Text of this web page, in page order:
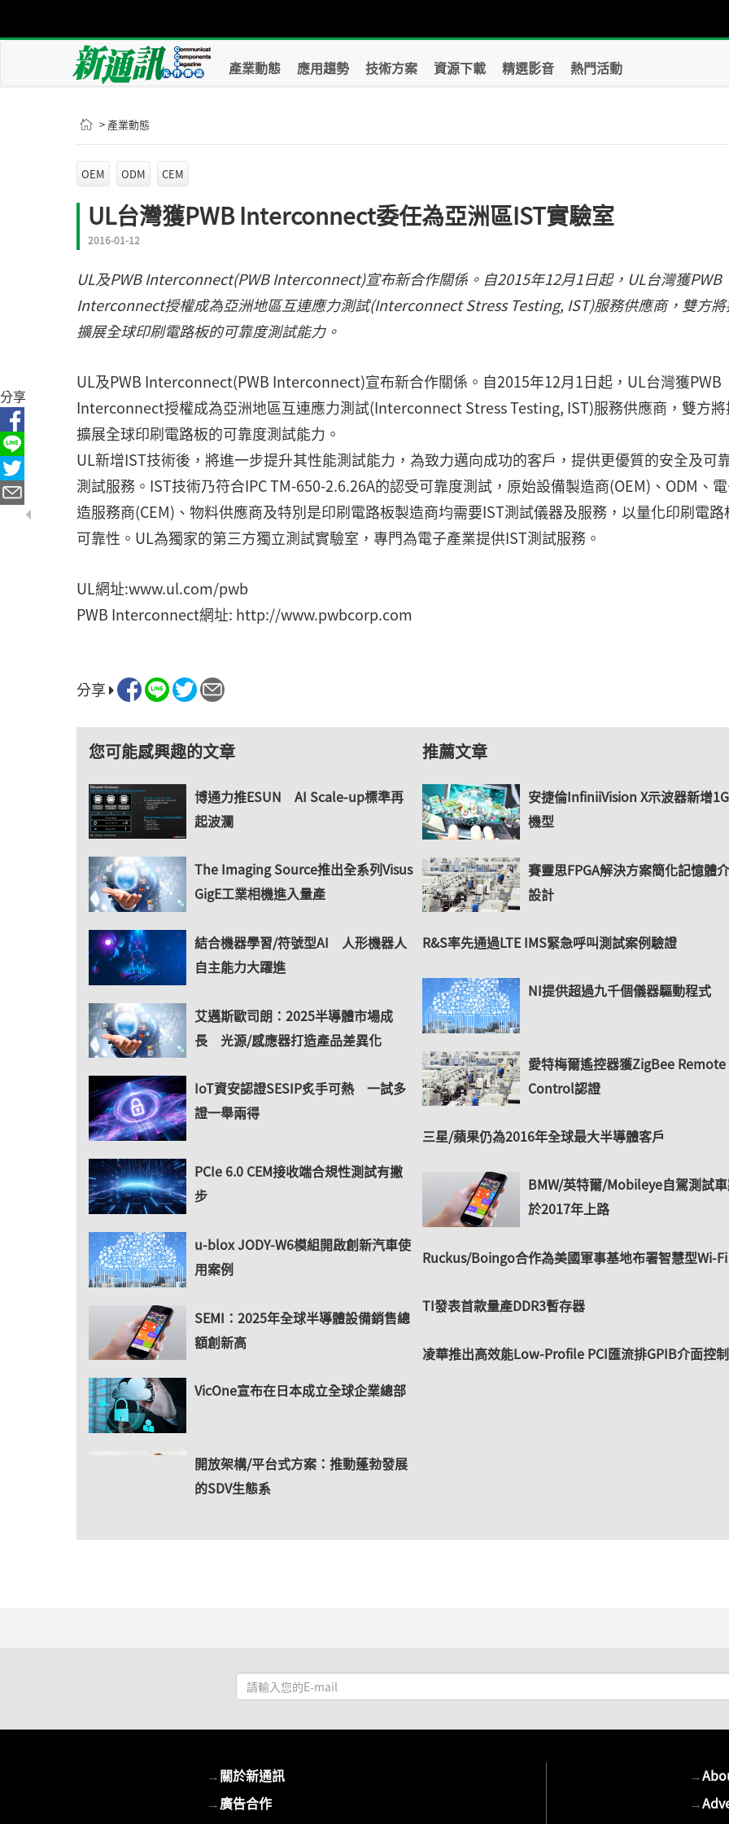
產業動態 應用趨勢 技術方案 資源下載 精選影音 熱門活動
> 產業動態
OEM ODM CEM
UL台灣獲PWB Interconnect委任為亞洲區IST實驗室
2016-01-12
UL及PWB Interconnect(PWB Interconnect)宣布新合作關係。自2015年12月1日起，UL台灣獲PWB
Interconnect授權成為亞洲地區互連應力測試(Interconnect Stress Testing, IST)服務供應商，雙方
擴展全球印刷電路板的可靠度測試能力。
UL及PWB Interconnect(PWB Interconnect)宣布新合作關係。自2015年12月1日起，UL台灣獲PWB
Interconnect授權成為亞洲地區互連應力測試(Interconnect Stress Testing, IST)服務供應商，雙方將
擴展全球印刷電路板的可靠度測試能力。
UL新增IST技術後，將進一步提升其性能測試能力，為致力邁向成功的客戶，提供更優質的安全及可
測試服務。IST技術乃符合IPC TM-650-2.6.26A的認受可靠度測試，原始設備製造商(OEM)、ODM、
造服務商(CEM)、物料供應商及特別是印刷電路板製造商均需要IST測試儀器及服務，以量化印刷電路
可靠性。UL為獨家的第三方獨立測試實驗室，專門為電子產業提供IST測試服務。
UL網址:www.ul.com/pwb
PWB Interconnect網址: http://www.pwbcorp.com
分享
您可能感興趣的文章
博通力推ESUN AI Scale-up標準再
起波瀾
The Imaging Source推出全系列Visus
GigE工業相機進入量產
結合機器學習/符號型AI 人形機器人
自主能力大躍進
艾邁斯歐司朗：2025半導體市場成
長 光源/感應器打造產品差異化
IoT資安認證SESIP炙手可熱 一試多
證一舉兩得
PCIe 6.0 CEM接收端合規性測試有撇
步
u-blox JODY-W6模組開啟創新汽車使
用案例
SEMI：2025年全球半導體設備銷售總
額創新高
VicOne宣布在日本成立全球企業總部
開放架構/平台式方案：推動蓬勃發展
的SDV生態系
推薦文章
安捷倫InfiniiVision X示波器新增
機型
賽靈思FPGA解決方案簡化記憶體
設計
R&S率先通過LTE IMS緊急呼叫測試案例驗證
NI提供超過九千個儀器驅動程式
愛特梅爾遙控器獲ZigBee Remote
Control認證
三星/蘋果仍為2016年全球最大半導體客戶
BMW/英特爾/Mobileye自駕測試
於2017年上路
Ruckus/Boingo合作為美國軍事基地布署智慧型Wi-Fi
TI發表首款量產DDR3暫存器
凌華推出高效能Low-Profile PCI匯流排GPIB介面控
請
輸
E-
mail
分享
→關於新通訊
→廣告合作
→
→